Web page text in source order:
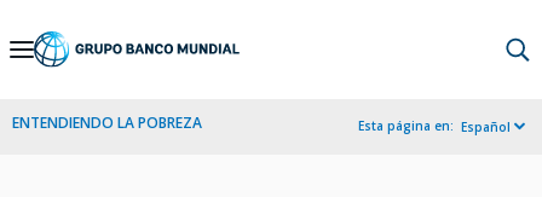
Skip
Navigation
ENTENDIENDO LA POBREZA Esta página en: Español